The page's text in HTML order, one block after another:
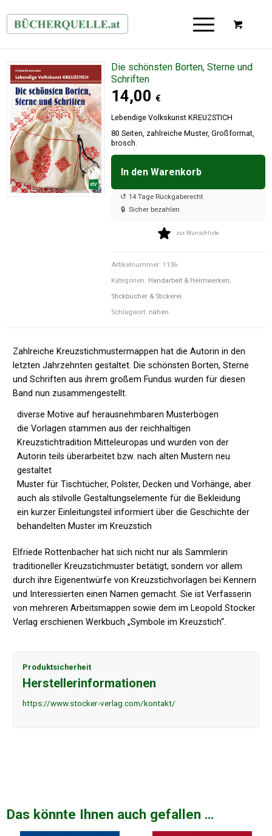
Die schönsten Borten, Sterne und
Schriften
14,00 €
Lebendige Volkskunst KREUZSTICH
80 Seiten, zahlreiche Muster, Großformat,
brosch.
In den Warenkorb
↺ 14 Tage Rückgaberecht
🔒 Sicher bezahlen
zur Wunschliste
Artikelnummer: 1136
Kategorien: Handarbeit & Heimwerken,
Stickbücher & Stickerei
Schlagwort: nähen
Zahlreiche Kreuzstichmustermappen hat die Autorin in den
letzten Jahrzehnten gestaltet. Die schönsten Borten, Sterne
und Schriften aus ihrem großem Fundus wurden für diesen
Band nun zusammengestellt.
diverse Motive auf herausnehmbaren Musterbögen
die Vorlagen stammen aus der reichhaltigen
Kreuzstichtradition Mitteleuropas und wurden von der
Autorin teils überarbeitet bzw. nach alten Mustern neu
gestaltet
Muster für Tischtücher, Polster, Decken und Vorhänge, aber
auch als stilvolle Gestaltungselemente für die Bekleidung
ein kurzer Einleitungsteil informiert über die Geschichte der
behandelten Muster im Kreuzstich
Elfriede Rottenbacher hat sich nicht nur als Sammlerin
traditioneller Kreuzstichmuster betätigt, sondern vor allem
durch ihre Eigenentwürfe von Kreuzstichvorlagen bei Kennern
und Interessierten einen Namen gemacht. Sie ist Verfasserin
von mehreren Arbeitsmappen sowie dem im Leopold Stocker
Verlag erschienen Werkbuch „Symbole im Kreuzstich“.
Produktsicherheit
Herstellerinformationen
https://www.stocker-verlag.com/kontakt/
Das könnte Ihnen auch gefallen …